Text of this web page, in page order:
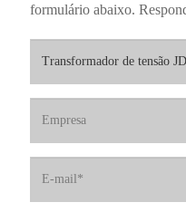
formulário abaixo.